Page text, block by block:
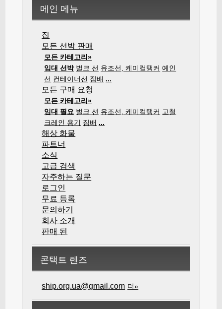
메인 메뉴
집
모든 선박 판매
모든 카테고리»
임대 선박 벌크 선 유조선, 케미컬탱커 예인
선 컨테이너선 짐배 ...
모든 구매 요청
모든 카테고리»
임대 필요 벌크 선 유조선, 케미컬탱커 고철
크레인 용기 짐배 ...
해상 화물
파트너
소식
고급 검색
자주하는 질문
로그인
무료 등록
문의하기
회사 소개
판매 된
콘택트 렌즈
ship.org.ua@gmail.com 더»